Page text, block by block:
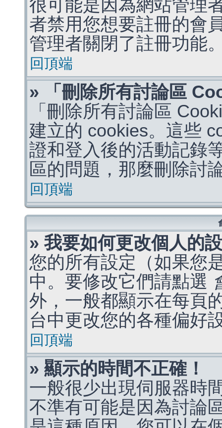
很可能是因為網站管理
者禁用您想要註冊的會
管理者關閉了註冊功能
回頂端
» 「刪除所有討論區
「刪除所有討論區
建立的 cookies。這些
證和登入後的活動記錄
區的問題，那麼刪除討
回頂端
» 我要如何更改個人的
您的所有設定（如果您
中。要修改它們請點選
外，一般都顯示在每頁
台中更改您的各種偏好
回頂端
» 顯示的時間不正確！
一般很少出現伺服器時
不準有可能是因為討論